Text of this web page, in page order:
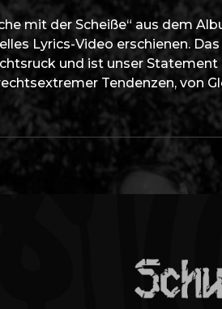
mit der Scheiße“ aus dem
Lyrics-Video erschienen.
und ist unser Statement
Tendenzen, von